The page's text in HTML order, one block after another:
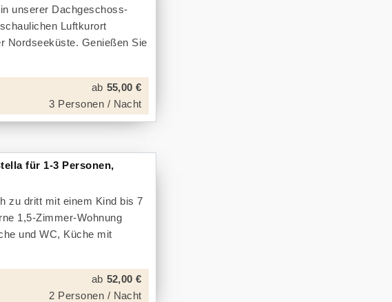
unserer Dachgeschoss-
Luftkurort
Nordseeküste. Genießen Sie
ab 55,00 €
3 Personen / Nacht
für 1-3 Personen,
zu dritt mit einem Kind bis 7
1,5-Zimmer-Wohnung
und WC, Küche mit
ab 52,00 €
2 Personen / Nacht